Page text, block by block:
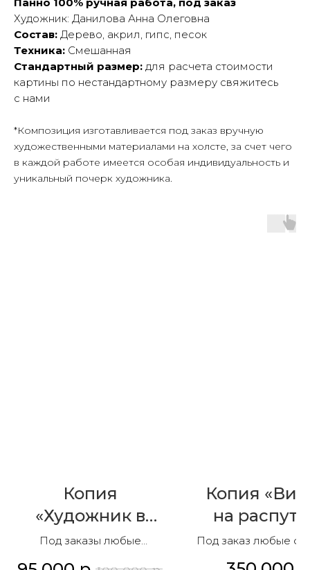
Художник: Данилова Анна Олеговна
Состав: Дерево, акрил, гипс, песок
Техника: Смешанная
Стандартный размер: для расчета стоимости
картины по нестандартному размеру свяжитесь
с нами
*Композиция изготавливается под заказ вручную
художественными материалами на холсте, за счет чего
в каждой работе имеется особая индивидуальность и
уникальный почерк художника.
Копия
«Художник в
мастерской»
Под заказы любые
Копия
на
Под заказ любые